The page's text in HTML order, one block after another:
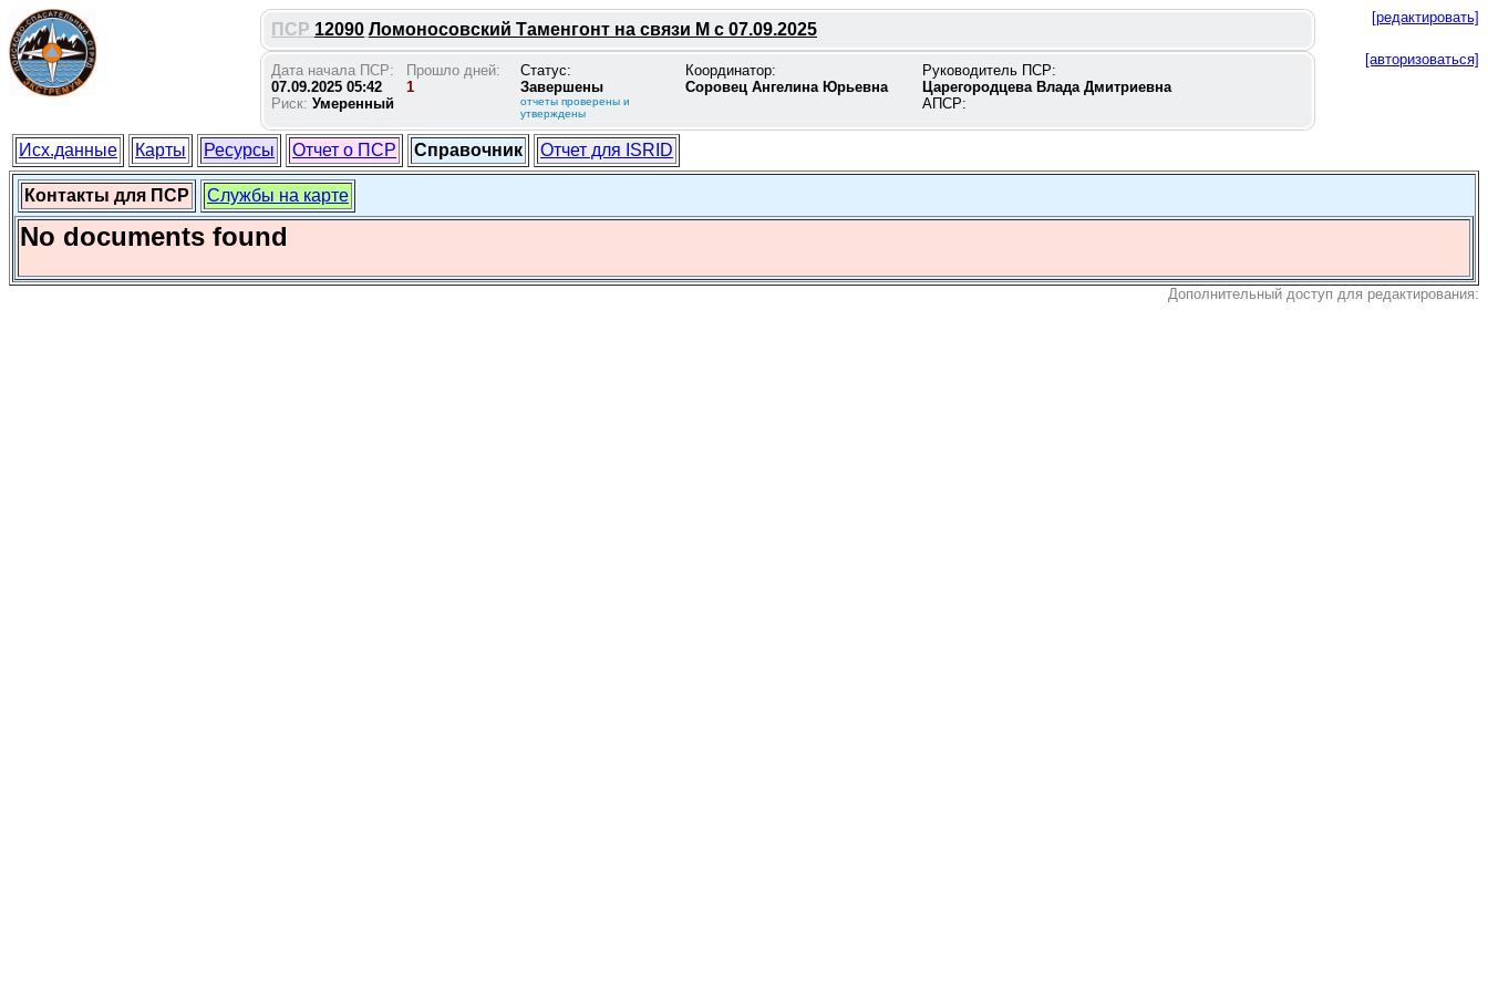
ПСР 12090 Ломоносовский Таменгонт на связи М с 07.09.2025
[редактировать]
Дата начала ПСР:
07.09.2025 05:42
Риск: Умеренный
Прошло дней:
1
Статус:
Завершены
отчеты проверены и
утверждены
Координатор:
Соровец Ангелина Юрьевна
Руководитель ПСР:
Царегородцева Влада Дмитриевна
АПСР:
[авторизоваться]
Исх.данные Карты Ресурсы Отчет о ПСР Справочник Отчет для ISRID
Контакты для ПСР Службы на карте
No documents found
Дополнительный доступ для редактирования: